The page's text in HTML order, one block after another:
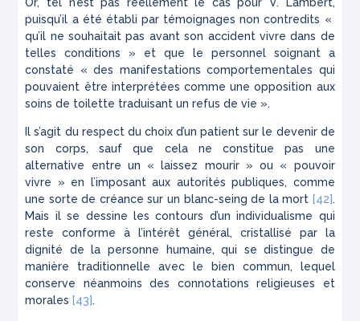
puisqu’il a été établi par témoignages non contredits «
qu’il ne souhaitait pas avant son accident vivre dans de
telles conditions » et que le personnel soignant a
constaté « des manifestations comportementales qui
pouvaient être interprétées comme une opposition aux
soins de toilette traduisant un refus de vie ».
Il s’agit du respect du choix d’un patient sur le devenir de
son corps, sauf que cela ne constitue pas une
alternative entre un « laissez mourir » ou « pouvoir
vivre » en l’imposant aux autorités publiques, comme
une sorte de créance sur un blanc-seing de la mort [42].
Mais il se dessine les contours d’un individualisme qui
reste conforme à l’intérêt général, cristallisé par la
dignité de la personne humaine, qui se distingue de
manière traditionnelle avec le bien commun, lequel
conserve néanmoins des connotations religieuses et
morales [43].